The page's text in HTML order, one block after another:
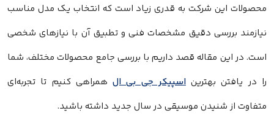
محصولات این شرکت به قدری زیاد است که انتخاب یک مدل مناسب
نیازمند بررسی دقیق مشخصات فنی و تطبیق آن با نیازهای شخصی
است. در این مقاله قصد داریم با بررسی جامع محصولات مختلف، شما
را در یافتن بهتریناسپیکر جی بی الهمراهی کنیم تا تجربه‌ای
متفاوت از شنیدن موسیقی در سال جدید داشته باشید.